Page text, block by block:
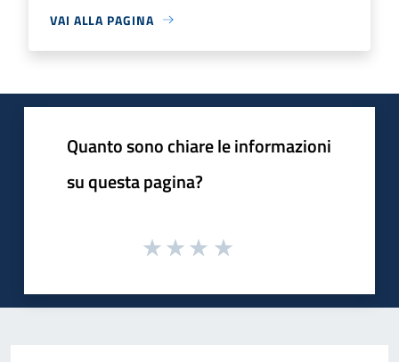
VAI ALLA PAGINA
Quanto sono chiare le informazioni
su questa pagina?